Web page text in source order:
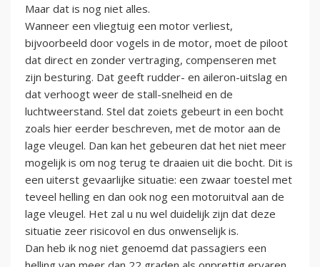
Maar dat is nog niet alles.
Wanneer een vliegtuig een motor verliest,
bijvoorbeeld door vogels in de motor, moet de piloot
dat direct en zonder vertraging, compenseren met
zijn besturing. Dat geeft rudder- en aileron-uitslag en
dat verhoogt weer de stall-snelheid en de
luchtweerstand. Stel dat zoiets gebeurt in een bocht
zoals hier eerder beschreven, met de motor aan de
lage vleugel. Dan kan het gebeuren dat het niet meer
mogelijk is om nog terug te draaien uit die bocht. Dit is
een uiterst gevaarlijke situatie: een zwaar toestel met
teveel helling en dan ook nog een motoruitval aan de
lage vleugel. Het zal u nu wel duidelijk zijn dat deze
situatie zeer risicovol en dus onwenselijk is.
Dan heb ik nog niet genoemd dat passagiers een